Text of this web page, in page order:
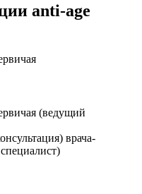
anti-age
(ведущий
врача-